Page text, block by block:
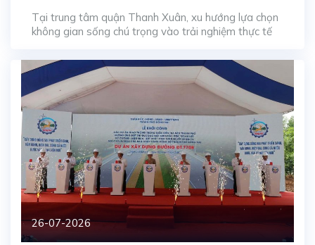
Tại trung tâm quận Thanh Xuân, xu hướng lựa chọn
không gian sống chú trọng vào trải nghiệm thực tế
diện tích lớn. Dự án Stellar Garden (35 Lê Văn
Thiêm) thu hút lượng lớn sự quan tâm trên thị
trường chuyển nhượng nhờ […]
26-07-2026